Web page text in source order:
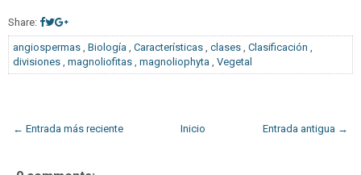
Share:
angiospermas , Biología , Características , clases , Clasificación ,
divisiones , magnoliofitas , magnoliophyta , Vegetal
← Entrada más reciente Entrada antigua →
Inicio